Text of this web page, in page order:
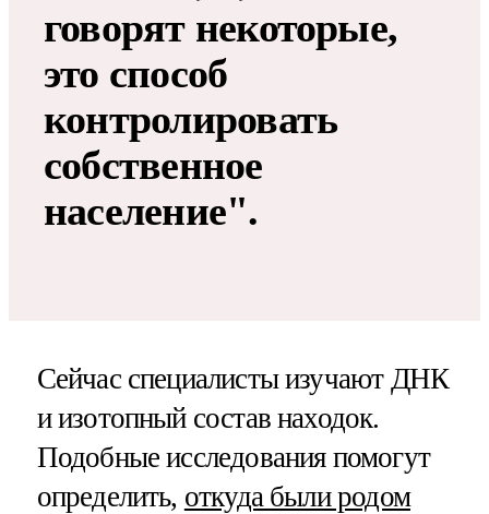
говорят некоторые,
это способ
контролировать
собственное
население".
Сейчас специалисты изучают ДНК
и изотопный состав находок.
Подобные исследования помогут
определить, откуда были родом